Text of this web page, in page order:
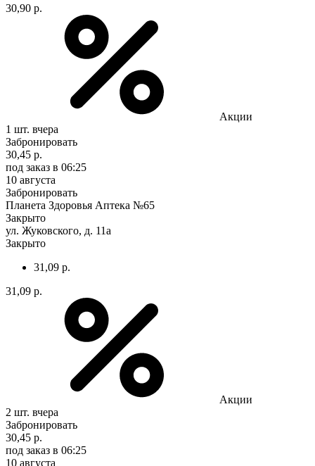
30,90 р.
Акции
1 шт. вчера
Забронировать
30,45 р.
под заказ в 06:25
10 августа
Забронировать
Планета Здоровья Аптека №65
Закрыто
ул. Жуковского, д. 11а
Закрыто
31,09 р.
31,09 р.
Акции
2 шт. вчера
Забронировать
30,45 р.
под заказ в 06:25
10 августа